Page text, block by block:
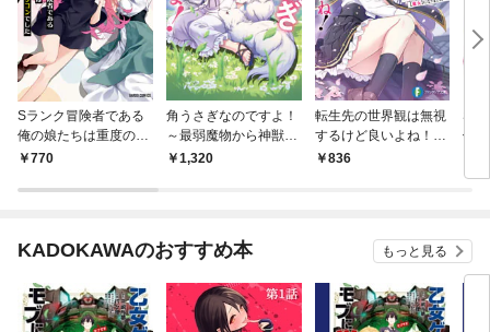
Sランク冒険者である
俺の娘たちは重度のフ
ァザコンでした 1
770
角うさぎなのですよ！
～最弱魔物から神獣目
指して生き抜くので
1,320
転生先の世界観は無視
するけど良いよね！
～和風世界で規格外の
836
Sラ
俺
KADOKAWAのおすすめ本 もっと見る